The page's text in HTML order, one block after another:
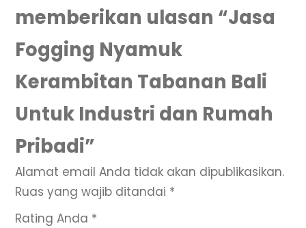
memberikan ulasan “Jasa
Fogging Nyamuk
Kerambitan Tabanan Bali
Untuk Industri dan Rumah
Pribadi”
Alamat email Anda tidak akan dipublikasikan.
Ruas yang wajib ditandai *
Rating Anda *